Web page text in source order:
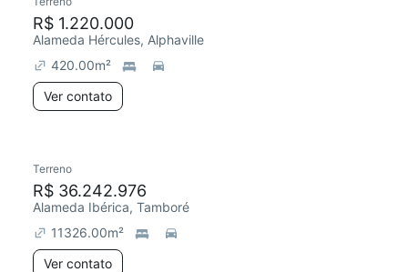
R$ 1.220.000
Alameda Hércules, Alphaville
420.00m²
Ver contato
Terreno
R$ 36.242.976
Alameda Ibérica, Tamboré
11326.00m²
Ver contato